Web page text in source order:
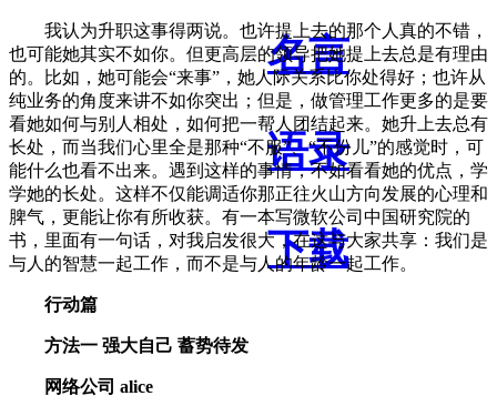
名言
语录
下载
我认为升职这事得两说。也许提上去的那个人真的不错，
也可能她其实不如你。但更高层的领导把她提上去总是有理由
的。比如，她可能会“来事”，她人际关系比你处得好；也许从
纯业务的角度来讲不如你突出；但是，做管理工作更多的是要
看她如何与别人相处，如何把一帮人团结起来。她升上去总有
长处，而当我们心里全是那种“不服”、“不份儿”的感觉时，可
能什么也看不出来。遇到这样的事情，不如看看她的优点，学
学她的长处。这样不仅能调适你那正往火山方向发展的心理和
脾气，更能让你有所收获。有一本写微软公司中国研究院的
书，里面有一句话，对我启发很大，在这与大家共享：我们是
与人的智慧一起工作，而不是与人的年龄一起工作。
行动篇
方法一 强大自己 蓄势待发
网络公司 alice